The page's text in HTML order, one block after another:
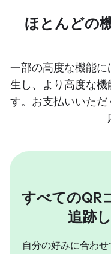
ほとんどの
一部の高度な機能
生し、より高度な機
す。お支払いいた
すべてのQR
追跡
自分の好みに合わ